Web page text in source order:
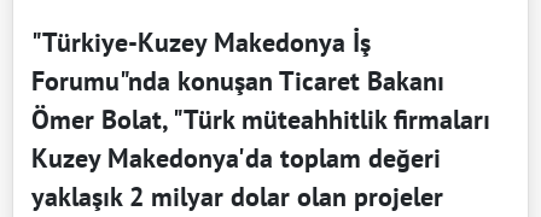
"Türkiye-Kuzey Makedonya İş
Forumu"nda konuşan Ticaret Bakanı
Ömer Bolat, "Türk müteahhitlik firmaları
Kuzey Makedonya'da toplam değeri
yaklaşık 2 milyar dolar olan projeler